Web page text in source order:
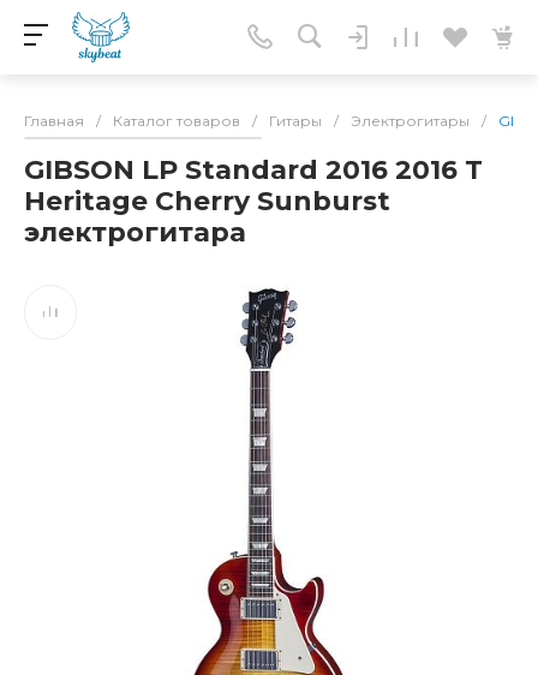
Главная / Каталог товаров / Гитары / Электрогитары /
GIBSON LP Standard 2016 2016 T
Heritage Cherry Sunburst
электрогитара